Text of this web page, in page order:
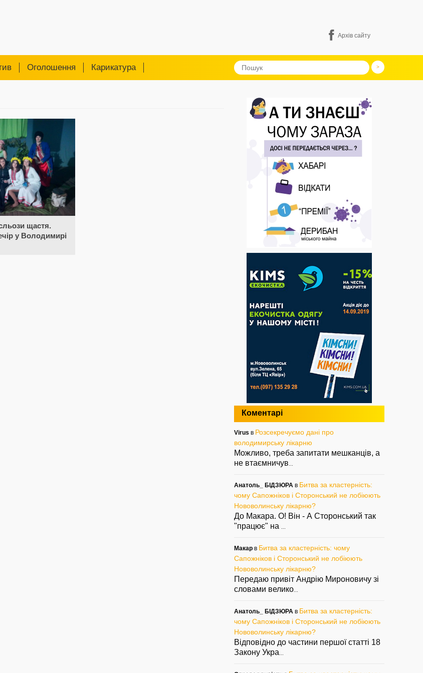
Архів сайту
Оголошення Карикатура
щастя.
у Володимирі
Коментарі
Virus в Розсекречуємо дані про
володимирську лікарню
Можливо, треба запитати мешканців, а
не втаємничув
Анатоль_ БІДЗЮРА в Битва за кластерність:
чому Сапожніков і Сторонський не лобіюють
Нововолинську лікарню?
До Макара. О! Він - А Сторонський так
"працює" на
Макар в Битва за кластерність: чому
Сапожніков і Сторонський не лобіюють
Нововолинську лікарню?
Передаю привіт Андрію Мироновичу зі
словами велико
Анатоль_ БІДЗЮРА в Битва за кластерність:
чому Сапожніков і Сторонський не лобіюють
Нововолинську лікарню?
Відповідно до частини першої статті 18
Закону Укра